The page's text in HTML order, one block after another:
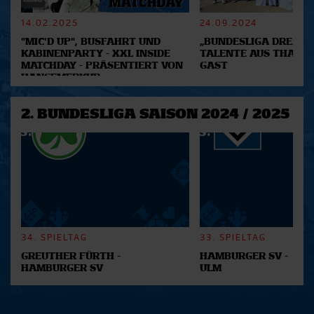
Abschnitt Einzelheiten
Wir verwenden Cookies, um Inhalte und Anzeigen zu
personalisieren, Funktionen für soziale Medien anbieten
zu können und die Zugriffe auf unsere Website zu
Verwendung unserer Website an unsere Partner für
soziale Medien, Werbung und Analysen weiter. Unsere
Partner führen diese Informationen möglicherweise mit
14.02.2025
"MIC'D UP", BUSFAHRT UND
KABINENPARTY - XXL INSIDE
MATCHDAY - PRÄSENTIERT VON
HANSEMERKUR
24.09.2024
„BUNDESLIGA DREAM
TALENTE AUS
GAST
2. BUNDESLIGA SAISON 2024 / 2025
34. SPIELTAG
GREUTHER FÜRTH -
HAMBURGER SV
33. SPIELTAG
HAMBURGER SV -
ULM